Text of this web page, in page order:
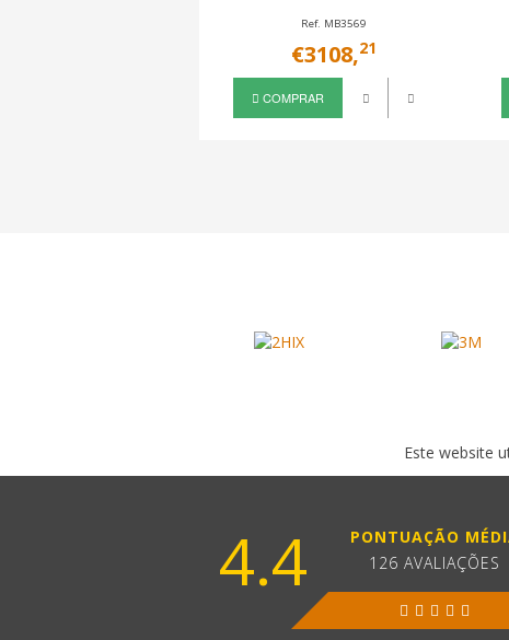
Ref. MB3569
€3108,21
COMPRAR
Este website
4.4
PONTUAÇÃO
126 AVALIAÇÕES